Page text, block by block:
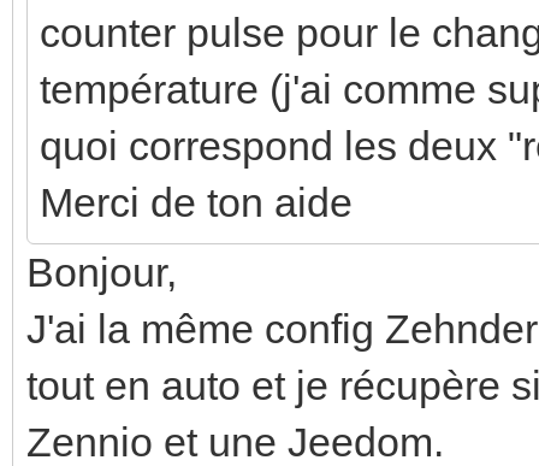
counter pulse pour le
température (j'ai comme
quoi correspond les deux
Merci de ton aide
Bonjour,
J'ai la même config
tout en auto et je récupère
Zennio et une Jeedom.